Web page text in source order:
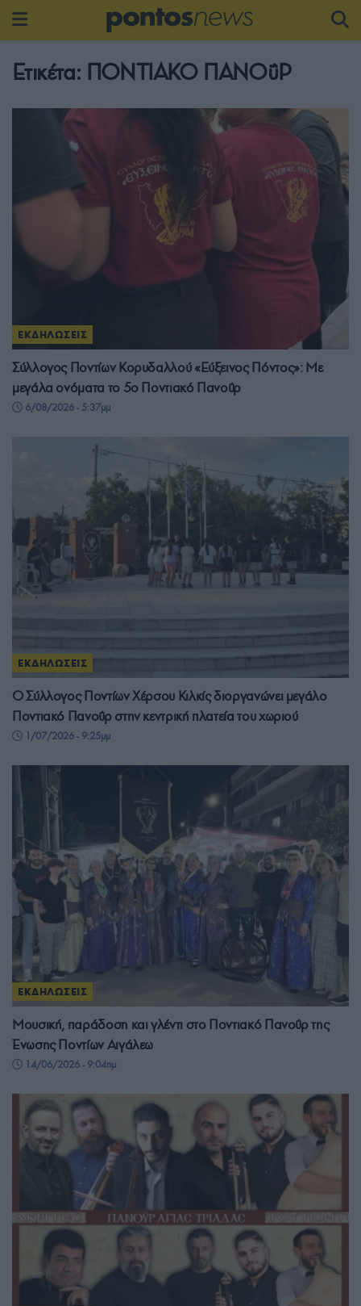
Ετικέτα: ΠΟΝΤΙΑΚΟ ΠΑΝΟΰΡ
ΕΚΔΗΛΩΣΕΙΣ
Σύλλογος Ποντίων Κορυδαλλού «Εύξεινος Πόντος»: Με
μεγάλα ονόματα το 5ο Ποντιακό Πανοΰρ
6/08/2026 - 5:37μμ
ΕΚΔΗΛΩΣΕΙΣ
Ο Σύλλογος Ποντίων Χέρσου Κιλκίς διοργανώνει μεγάλο
Ποντιακό Πανοΰρ στην κεντρική πλατεία του χωριού
1/07/2026 - 9:25μμ
ΕΚΔΗΛΩΣΕΙΣ
Μουσική, παράδοση και γλέντι στο Ποντιακό Πανοΰρ της
Ένωσης Ποντίων Αιγάλεω
14/06/2026 - 9:04πμ